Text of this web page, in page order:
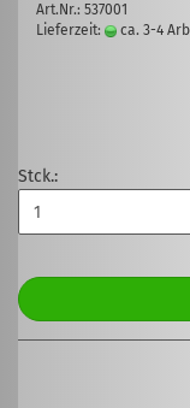
Art.Nr.: 537001
Lieferzeit:
ca. 3-4
Stck.: